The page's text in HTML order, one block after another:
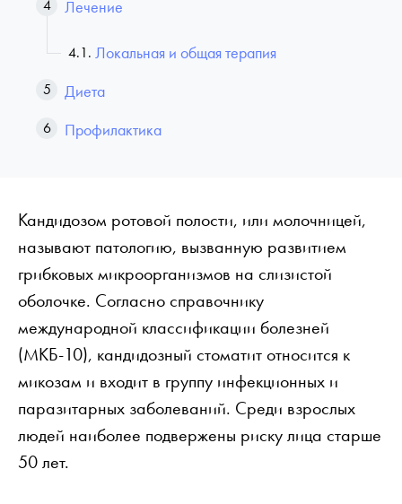
Лечение
Локальная и общая терапия
Диета
Профилактика
Кандидозом ротовой полости, или молочницей,
называют патологию, вызванную развитием
грибковых микроорганизмов на слизистой
оболочке. Согласно справочнику
международной классификации болезней
(МКБ-10), кандидозный стоматит относится к
микозам и входит в группу инфекционных и
паразитарных заболеваний. Среди взрослых
людей наиболее подвержены риску лица старше
50 лет.